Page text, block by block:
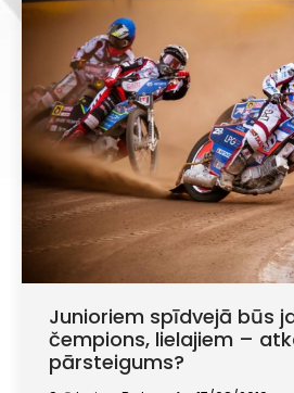
Junioriem spīdvejā būs
čempions, lielajiem –
pārsteigums?